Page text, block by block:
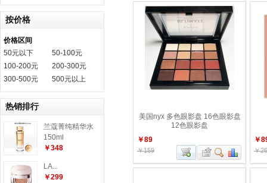
美国nyx 多色眼影盘 16色眼影盘
12色眼影盘
￥89
￥159
￥
￥
按价格
价格区间
50元以下
50-100元
100-200元
200-300元
300-500元
500元以上
热销排行
兰蔻菁纯精华水
150ml
￥348
LA...
￥299